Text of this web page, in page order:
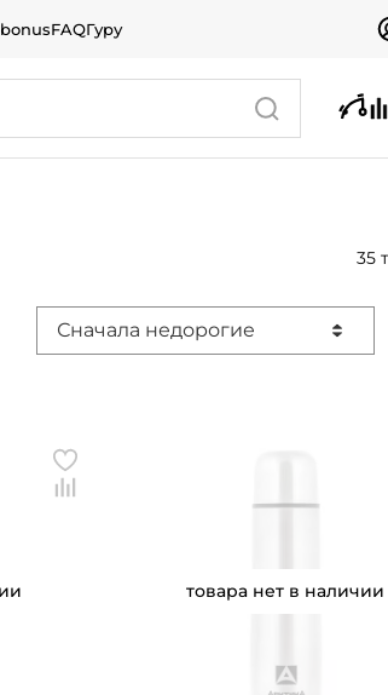
FAQГуру
35
Сначала недорогие
товара нет в наличии